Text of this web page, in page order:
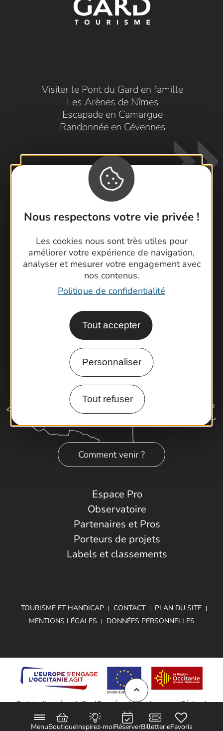
Nous respectons votre vie privée !
Les cookies nous sont très utiles pour
améliorer votre expérience de navigation,
analyser et mesurer votre engagement avec
nos contenus.
Politique de confidentialité
Tout accepter
Personnaliser
Tout refuser
MenuBoutiqueInspirez-moiRéserverBilletterieFavoris
Visiter le Pont du Gard en famille
Les Arènes de Nîmes
Escapade en Camargue
Randonnée en Cévennes
Foire aux questions
Brochures
Cartoguides et Topoguides
Latitude Gard
Comment venir ?
Espace Pro
Observatoire
Partenaires et Pros
Porteurs de projets
Labels et classements
TOURISME ET HANDICAP CONTACT
PLAN DU SITE
MENTIONS LÉGALES
DONNÉES PERSONNELLES
Projet cofinancé par le Fond Européen de Développement Régional